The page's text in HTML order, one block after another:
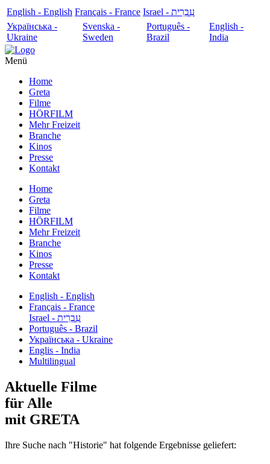
English - English Français - France
עִבְרִית - Israel
Українська -
Ukraine
Svenska -
Sweden
Português -
Brazil
English -
India
Menü
Home
Greta
Filme
HÖRFILM
Mehr Freizeit
Branche
Kinos
Presse
Kontakt
Home
Greta
Filme
HÖRFILM
Mehr Freizeit
Branche
Kinos
Presse
Kontakt
English - English
Français - France
עִבְרִית - Israel
Português - Brazil
Українська - Ukraine
Englis - India
Multilingual
Aktuelle Filme
für Alle
mit GRETA
Ihre Suche nach "Historie" hat folgende Ergebnisse geliefert: